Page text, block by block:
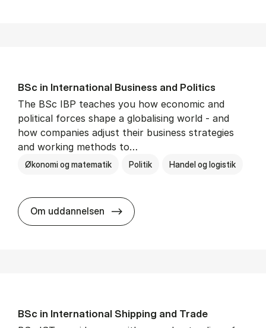
BSc in In­ter­na­tion­al Busi­ness and Polit­ics
The BSc IBP teaches you how economic and
political forces shape a globalising world - and
how companies adjust their business strategies
and working methods to…
Økonomi og matematik Politik Handel og logistik
Om uddannelsen BSc in In­ter­na­tion­al Busi­ness
BSc in In­ter­na­tion­al Ship­ping and Trade